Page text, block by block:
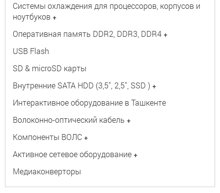
Системы охлаждения для процессоров, корпусов и
ноутбуков +
Оперативная память DDR2, DDR3, DDR4 +
USB Flash
SD & microSD карты
Внутренние SATA HDD (3,5", 2,5", SSD ) +
Интерактивное оборудование в Ташкенте
Волоконно-оптический кабель +
Компоненты ВОЛС +
Активное сетевое оборудование +
Медиаконверторы